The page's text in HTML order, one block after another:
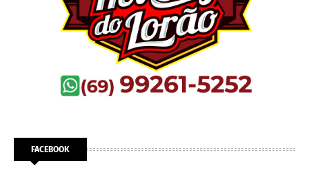
FACEBOOK